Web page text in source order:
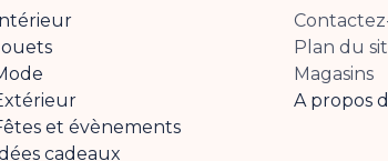
et évènements
cadeaux
Plan du
Magasins
A propos